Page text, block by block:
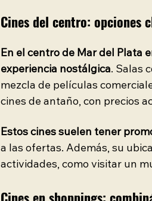
Cines del centro: opciones
En el centro de Mar del Plata
experiencia nostálgica. Salas
mezcla de películas
cines de antaño, con precios
Estos cines suelen tener
a las ofertas. Además, su
actividades, como visitar un